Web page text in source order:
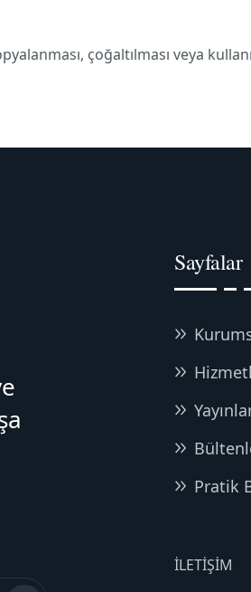
çoğaltılması veya
Sayfalar
Pratik
İLETIŞIM